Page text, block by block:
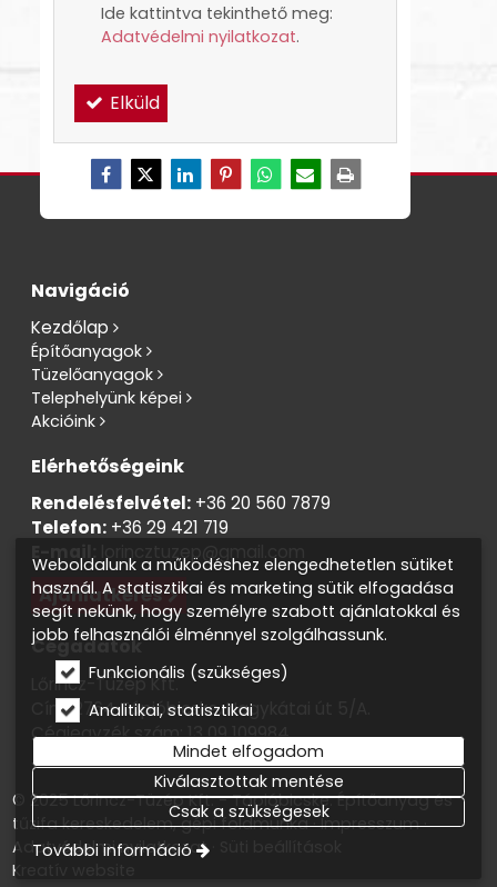
Ide kattintva tekinthető meg:
Adatvédelmi nyilatkozat.
Elküld
Navigáció
Kezdőlap
Építőanyagok
Tüzelőanyagok
Telephelyünk képei
Akcióink
Elérhetőségeink
Rendelésfelvétel: +36 20 560 7879
Telefon: +36 29 421 719
E-mail: lorincztuzep@gmail.com
Ajánlatkérés
Cégadatok
Lőrincz-Tüzép Kft.
Cím: 2764 Tápióbicske, Nagykátai út 5/A.
Cégjegyzék szám: 13 09 109984
Adószám: 13819138-2-13
© 2025 Lőrincz-Tüzép Kft. - Tápióbicske. Építőanyag és
tűzifa kereskedelem, gépi földmunka Impresszum
Adatvédelmi nyilatkozat
Kreatív website
Weboldalunk a működéshez elengedhetetlen sütiket
használ. A statisztikai és marketing sütik elfogadása
segít nekünk, hogy személyre szabott ajánlatokkal és
jobb felhasználói élménnyel szolgálhassunk.
Funkcionális (szükséges)
Analitikai, statisztikai
Mindet elfogadom
Kiválasztottak mentése
Csak a szükségesek
További információ